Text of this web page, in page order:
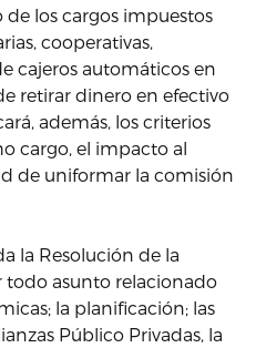
de los cargos impuestos
cooperativas,
cajeros automáticos en
retirar dinero en efectivo
además, los criterios
cargo, el impacto al
de uniformar la comisión
la Resolución de la
todo asunto relacionado
la planificación; las
Público Privadas, la